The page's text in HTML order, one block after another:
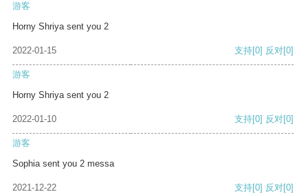
游客
Horny Shriya sent you 2
2022-01-15 支持[0] 反对[0]
游客
Horny Shriya sent you 2
2022-01-10 支持[0] 反对[0]
游客
Sophia sent you 2 messa
2021-12-22 支持[0] 反对[0]